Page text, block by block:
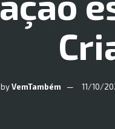
byVemTambém 11/10/